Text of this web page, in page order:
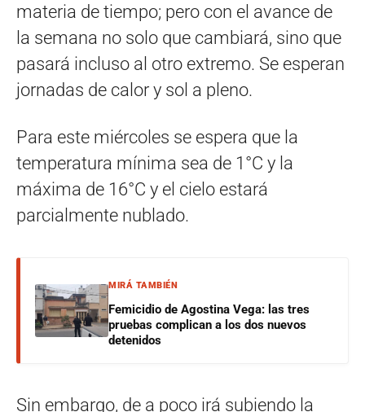
materia de tiempo; pero con el avance de
la semana no solo que cambiará, sino que
pasará incluso al otro extremo. Se esperan
jornadas de calor y sol a pleno.
Para este miércoles se espera que la
temperatura mínima sea de 1°C y la
máxima de 16°C y el cielo estará
parcialmente nublado.
MIRÁ TAMBIÉN
Femicidio de Agostina Vega: las tres
pruebas complican a los dos nuevos
detenidos
Sin embargo, de a poco irá subiendo la